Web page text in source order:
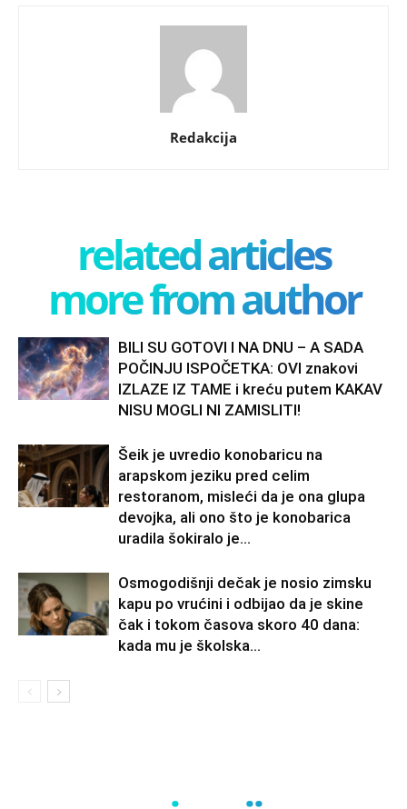
Redakcija
related articles
more from author
BILI SU GOTOVI I NA DNU – A SADA
POČINJU ISPOČETKA: OVI znakovi
IZLAZE IZ TAME i kreću putem KAKAV
NISU MOGLI NI ZAMISLITI!
Šeik je uvredio konobaricu na
arapskom jeziku pred celim
restoranom, misleći da je ona glupa
devojka, ali ono što je konobarica
uradila šokiralo je...
Osmogodišnji dečak je nosio zimsku
kapu po vrućini i odbijao da je skine
čak i tokom časova skoro 40 dana:
kada mu je školska...